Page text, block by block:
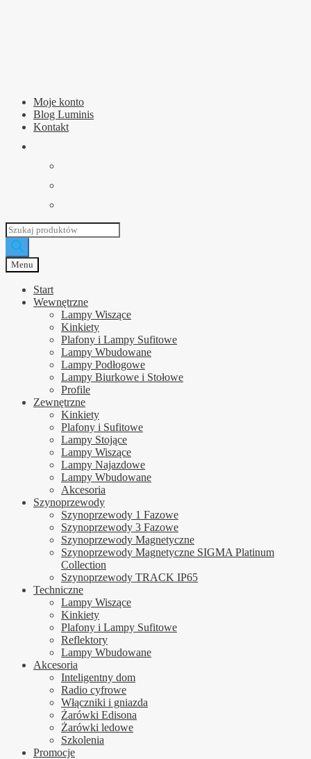
Moje konto
Blog Luminis
Kontakt
Wyszukiwarka
produktów
Menu
Start
Wewnętrzne
Lampy Wiszące
Kinkiety
Plafony i Lampy Sufitowe
Lampy Wbudowane
Lampy Podłogowe
Lampy Biurkowe i Stołowe
Profile
Zewnętrzne
Kinkiety
Plafony i Sufitowe
Lampy Stojące
Lampy Wiszące
Lampy Najazdowe
Lampy Wbudowane
Akcesoria
Szynoprzewody
Szynoprzewody 1 Fazowe
Szynoprzewody 3 Fazowe
Szynoprzewody Magnetyczne
Szynoprzewody Magnetyczne SIGMA Platinum
Collection
Szynoprzewody TRACK IP65
Techniczne
Lampy Wiszące
Kinkiety
Plafony i Lampy Sufitowe
Reflektory
Lampy Wbudowane
Akcesoria
Inteligentny dom
Radio cyfrowe
Włączniki i gniazda
Żarówki Edisona
Żarówki ledowe
Szkolenia
Promocje